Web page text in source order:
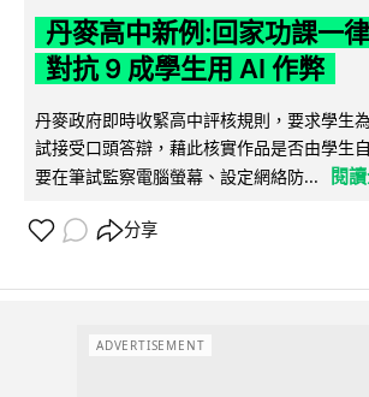
丹麥高中新例:回家功課一
對抗 9 成學生用 AI 作弊
丹麥政府即時收緊高中評核規則，要求學生
試接受口頭答辯，藉此核實作品是否由學生
要在筆試監察電腦螢幕、設定網絡防...
閱
分享
ADVERTISEMENT